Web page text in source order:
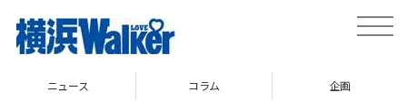
toggle
ニュース コラム 企画